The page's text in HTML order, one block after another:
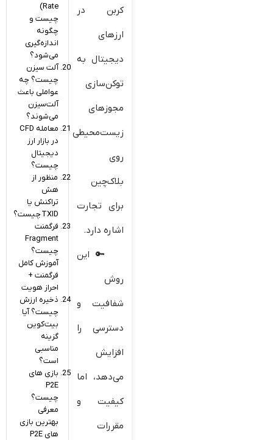
کربن در
ارزهای
دیجیتال به
توکن‌سازی
مجوزهای
زیست‌محیطی
روی
بلاک‌چین
برای تجارت
اشاره دارد.
این
روش
شفافیت و
دسترسی را
افزایش
می‌دهد، اما
کیفیت و
مقررات
Rate)
چیست و
چگونه
اندازه‌گیری
می‌شود؟
آلت سیزن
چیست؟ چه
عواملی باعث
آلت‌سیزن
می‌شوند؟
معامله CFD
در بازار ارز
دیجیتال
چیست؟
منظور از
هش
تراکنش یا
TXID چیست؟
فرگمنت
Fragment
چیست؟
آموزش کامل
فرگمنت +
احراز هویت
ذخیره ارزش
چیست؟ آیا
بیت‌کوین
گزینه
مناسبی
است؟
بازی های
P2E
چیست؟
معرفی
بهترین بازی
های P2E